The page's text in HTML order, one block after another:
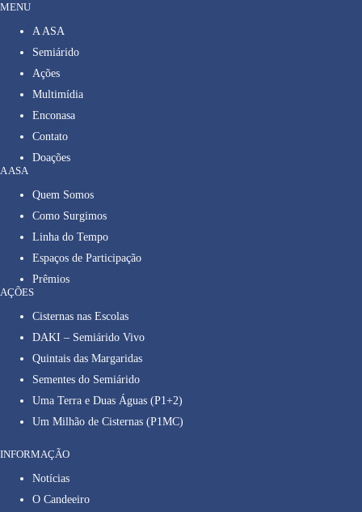
MENU
A ASA
Semiárido
Ações
Multimídia
Enconasa
Contato
Doações
A ASA
Quem Somos
Como Surgimos
Linha do Tempo
Espaços de Participação
Prêmios
AÇÕES
Cisternas nas Escolas
DAKI – Semiárido Vivo
Quintais das Margaridas
Sementes do Semiárido
Uma Terra e Duas Águas (P1+2)
Um Milhão de Cisternas (P1MC)
INFORMAÇÃO
Notícias
O Candeeiro